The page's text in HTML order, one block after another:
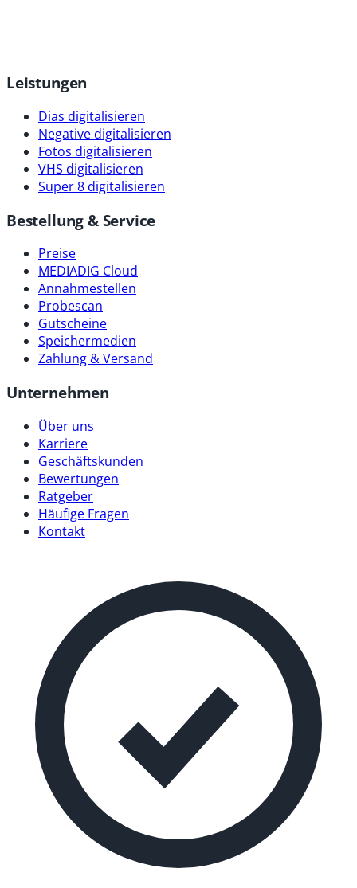
Leistungen
Dias digitalisieren
Negative digitalisieren
Fotos digitalisieren
VHS digitalisieren
Super 8 digitalisieren
Bestellung & Service
Preise
MEDIADIG Cloud
Annahmestellen
Probescan
Gutscheine
Speichermedien
Zahlung & Versand
Unternehmen
Über uns
Karriere
Geschäftskunden
Bewertungen
Ratgeber
Häufige Fragen
Kontakt